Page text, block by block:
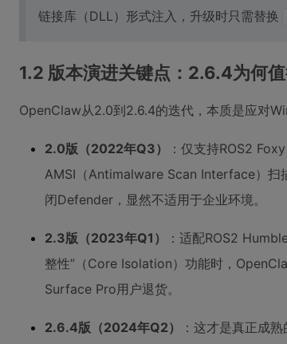
链接库（DLL）形式注入，升级时只需替换
1.2 版本演进关键点：2.6.4为何
OpenClaw从2.0到2.6.4的迭代，本质是应对
2.0版（2022年Q3）
：仅支持ROS2
AMSI（Antimalware Scan Interface）扫
闭Defender，显然不适用于企业环境。
2.3版（2023年Q1）
：适配ROS2
整性”（Core Isolation）功能时，
Surface Pro用户退货。
2.6.4版（2024年Q2）
：这才是真正成